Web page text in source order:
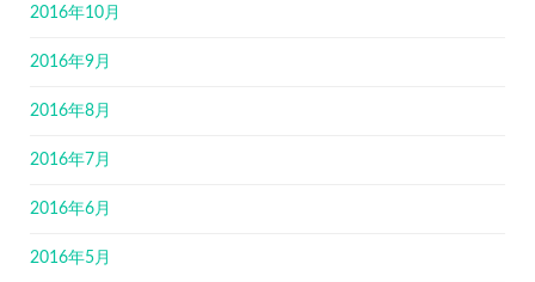
2016年10月
2016年9月
2016年8月
2016年7月
2016年6月
2016年5月